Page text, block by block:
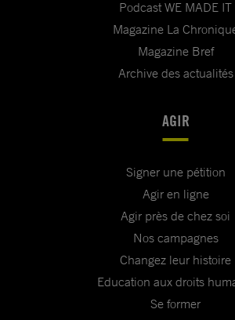
Podcast WE MADE IT
Magazine La
Magazine Bref
Archive des actualités
AGIR
Signer une pétition
Agir en ligne
Agir près de chez soi
Nos campagnes
Changez leur histoire
Education aux droits
Se former